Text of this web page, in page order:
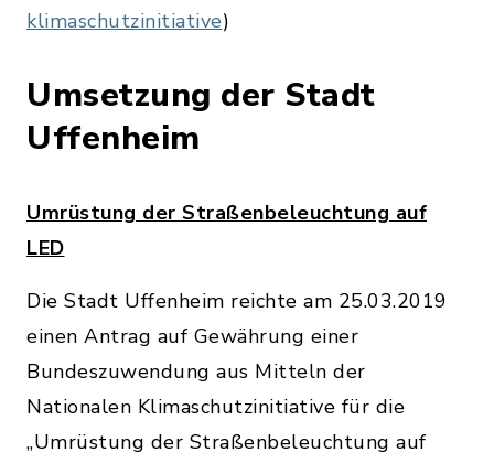
klimaschutzinitiative)
Umsetzung der Stadt
Uffenheim
Umrüstung der Straßenbeleuchtung auf
LED
Die Stadt Uffenheim reichte am 25.03.2019
einen Antrag auf Gewährung einer
Bundeszuwendung aus Mitteln der
Nationalen Klimaschutzinitiative für die
„Umrüstung der Straßenbeleuchtung auf